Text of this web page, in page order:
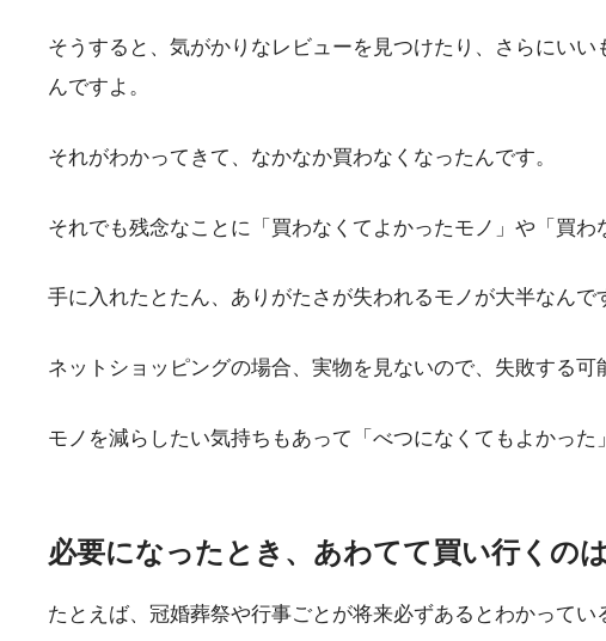
そうすると、気がかりなレビューを見つけたり、さらにい
んですよ。
それがわかってきて、なかなか買わなくなったんです。
それでも残念なことに「買わなくてよかったモノ」や「買
手に入れたとたん、ありがたさが失われるモノが大半なんで
ネットショッピングの場合、実物を見ないので、失敗する可
モノを減らしたい気持ちもあって「べつになくてもよかった
必要になったとき、あわてて買い行くの
たとえば、冠婚葬祭や行事ごとが将来必ずあるとわかって